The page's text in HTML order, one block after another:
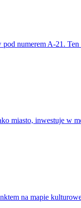
numerem A-21.
miasto, inwestuje w
na mapie